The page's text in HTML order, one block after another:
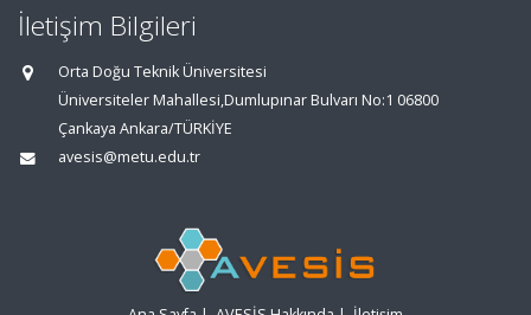
İletişim Bilgileri
Orta Doğu Teknik Üniversitesi
Üniversiteler Mahallesi,Dumlupınar Bulvarı No:1 06800
Çankaya Ankara/TÜRKİYE
avesis@metu.edu.tr